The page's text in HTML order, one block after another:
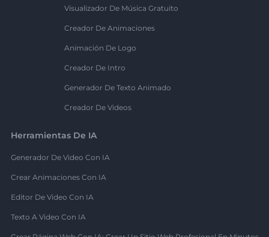
Visualizador De Música Gratuito
Creador De Animaciones
Animación De Logo
Creador De Intro
Generador De Texto Animado
Creador De Videos
Herramientas De IA
Generador De Video Con IA
Crear Animaciones Con IA
Editor De Video Con IA
Texto A Video Con IA